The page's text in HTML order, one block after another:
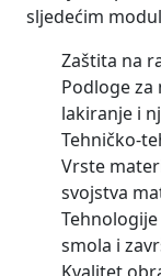
sljedećim
Zaštita na
Podloge za
lakiranje i
Tehničko-
Vrste
svojstva
smola i
Kvalitet